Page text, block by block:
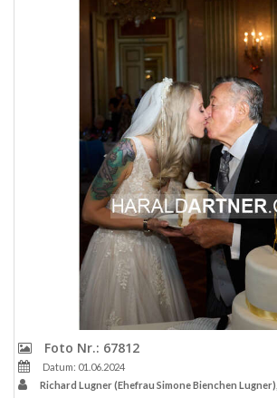
Foto Nr.: 67812
Datum: 01.06.2024
Richard Lugner (Ehefrau Simone Bienchen Lugner),